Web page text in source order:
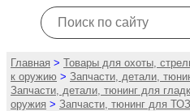
Главная > Товары для охоты,
к оружию > Запчасти, детали,
Запчасти, детали, тюнинг для
оружия > Запчасти, тюнинг для